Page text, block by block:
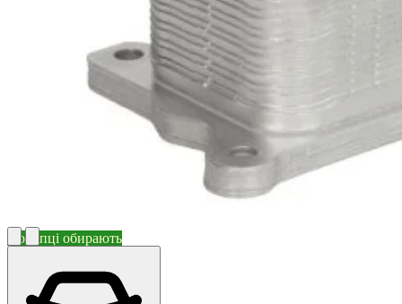
Покупці обирають